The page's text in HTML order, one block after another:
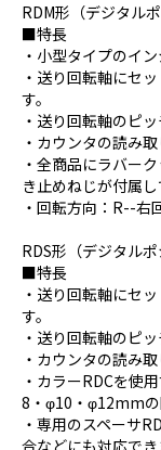
RDM形（デジタル
■特長
・小型タイプのイン
・送り回転軸にセ
す。
・送り回転軸のピ
・カウンタの読み
・全商品にラバー
き止めねじが付属し
・回転方向：R--
RDS形（デジタルポ
■特長
・送り回転軸にセ
す。
・送り回転軸のピ
・カウンタの読み
・カラーRDCを使
8・φ10・φ12mmの
・専用のスペーサ